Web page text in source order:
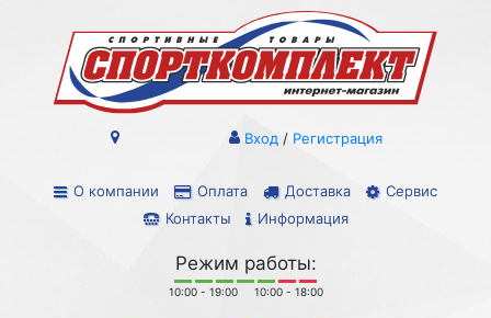
О компании Оплата Доставка
Сервис
Контакты
Информация
Вход / Регистрация
Режим работы:
10:00 - 19:00 10:00 - 18:00